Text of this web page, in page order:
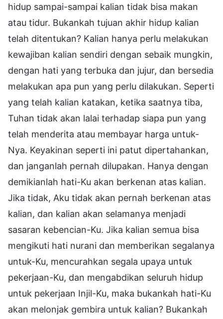
hidup sampai-sampai kalian tidak bisa makan
atau tidur. Bukankah tujuan akhir hidup kalian
telah ditentukan? Kalian hanya perlu melakukan
kewajiban kalian sendiri dengan sebaik mungkin,
dengan hati yang terbuka dan jujur, dan bersedia
melakukan apa pun yang perlu dilakukan. Seperti
yang telah kalian katakan, ketika saatnya tiba,
Tuhan tidak akan lalai terhadap siapa pun yang
telah menderita atau membayar harga untuk-
Nya. Keyakinan seperti ini patut dipertahankan,
dan janganlah pernah dilupakan. Hanya dengan
demikianlah hati-Ku akan berkenan atas kalian.
Jika tidak, Aku tidak akan pernah berkenan atas
kalian, dan kalian akan selamanya menjadi
sasaran kebencian-Ku. Jika kalian semua bisa
mengikuti hati nurani dan memberikan segalanya
untuk-Ku, mencurahkan segala upaya untuk
pekerjaan-Ku, dan mengabdikan seluruh hidup
untuk pekerjaan Injil-Ku, maka bukankah hati-Ku
akan melonjak gembira untuk kalian? Bukankah